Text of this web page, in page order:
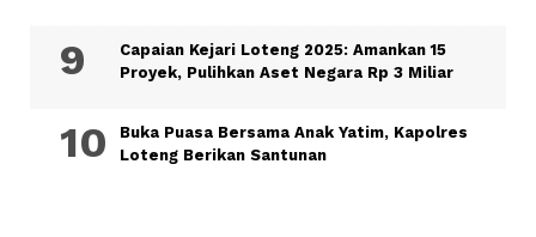
Capaian Kejari Loteng 2025: Amankan 15
Proyek, Pulihkan Aset Negara Rp 3 Miliar
Buka Puasa Bersama Anak Yatim, Kapolres
Loteng Berikan Santunan